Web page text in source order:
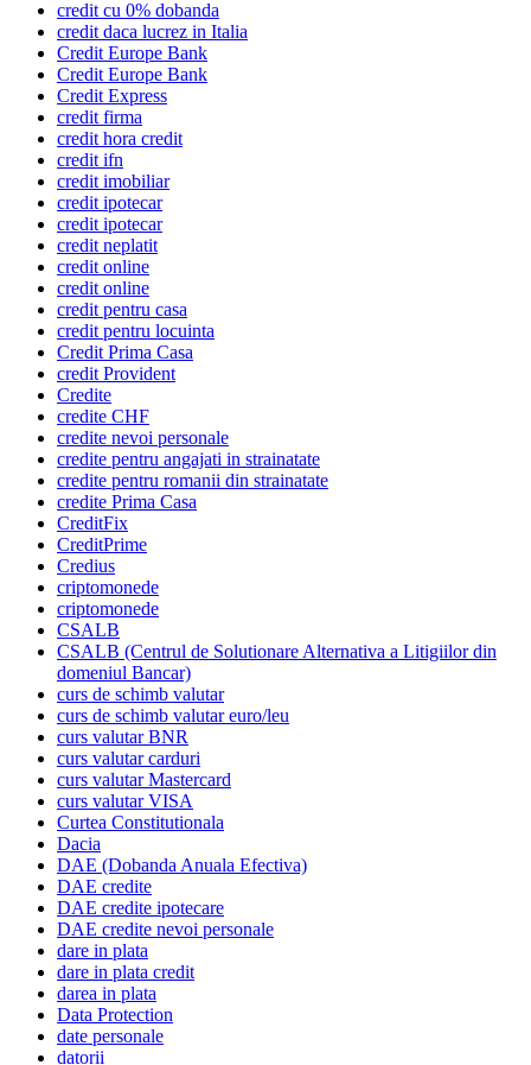
credit cu 0% dobanda
credit daca lucrez in Italia
Credit Europe Bank
Credit Europe Bank
Credit Express
credit firma
credit hora credit
credit ifn
credit imobiliar
credit ipotecar
credit ipotecar
credit neplatit
credit online
credit online
credit pentru casa
credit pentru locuinta
Credit Prima Casa
credit Provident
Credite
credite CHF
credite nevoi personale
credite pentru angajati in strainatate
credite pentru romanii din strainatate
credite Prima Casa
CreditFix
CreditPrime
Credius
criptomonede
criptomonede
CSALB
CSALB (Centrul de Solutionare Alternativa a Litigiilor din
domeniul Bancar)
curs de schimb valutar
curs de schimb valutar euro/leu
curs valutar BNR
curs valutar carduri
curs valutar Mastercard
curs valutar VISA
Curtea Constitutionala
Dacia
DAE (Dobanda Anuala Efectiva)
DAE credite
DAE credite ipotecare
DAE credite nevoi personale
dare in plata
dare in plata credit
darea in plata
Data Protection
date personale
datorii